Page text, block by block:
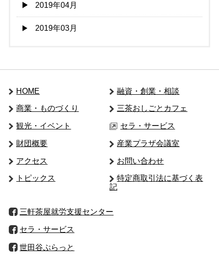
2019年04月
2019年03月
HOME 融資・創業・相談
商業・ものづくり 三茶おしごとカフェ
観光・イベント セラ・サービス
財団概要 産業プラザ会議室
アクセス お問い合わせ
トピックス
特定商取引法に基づく表
記
三軒茶屋就労支援センター
セラ・サービス
世田谷ぷらっと